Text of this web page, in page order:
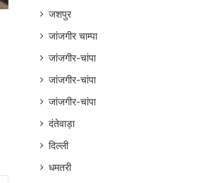
जशपुर
जांजगीर चाम्पा
जांजगीर-चांपा
जांजगीर-चांपा
जांजगीर-चांपा
दंतेवाड़ा
दिल्ली
धमतरी